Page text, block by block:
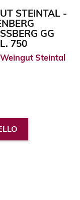
STEINTAL -
GG
750
Steintal